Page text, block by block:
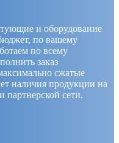
и оборудование
по вашему
по всему
заказ
сжатые
наличия продукции на
партнерской сети.